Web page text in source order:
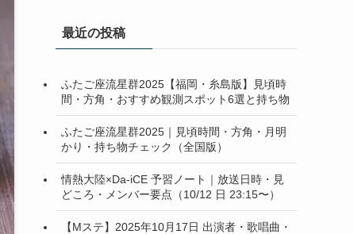
最近の投稿
ふたご座流星群2025【福岡・糸島版】見頃時
間・方角・おすすめ観測スポット6選と持ち物
ふたご座流星群2025｜見頃時間・方角・月明
かり・持ち物チェック（全国版）
情熱大陸×Da-iCE 予習ノート｜放送日時・見
どころ・メンバー要点（10/12 日 23:15〜）
【Mステ】2025年10月17日 出演者・歌唱曲・